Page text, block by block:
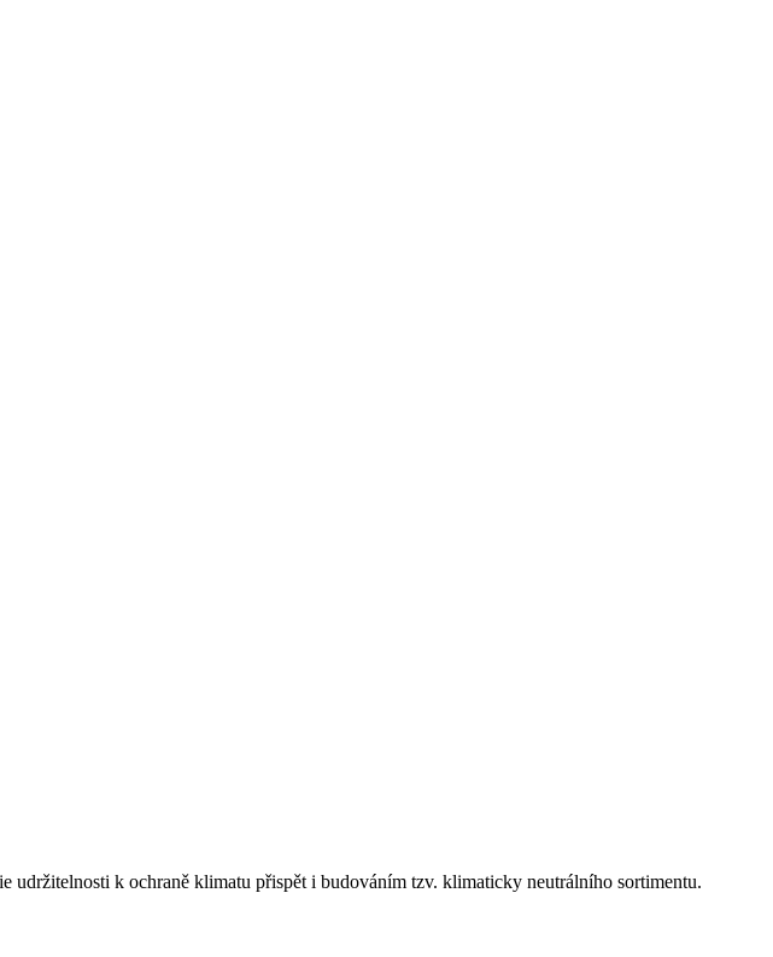
udržitelnosti k ochraně klimatu přispět i budováním tzv. klimaticky neutrálního sortimentu.